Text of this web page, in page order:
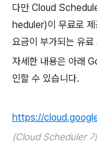
다만 Cloud
heduler)이 무료로
요금이 부가되는 유료
자세한 내용은 아래
인할 수 있습니다.
https://
(Cloud Scheduler